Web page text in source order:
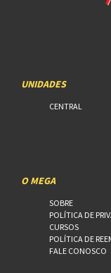
UNIDADES
CENTRAL
O MEGA
SOBRE
POLÍTICA DE
CURSOS
POLÍTICA DE
FALE CONOSCO